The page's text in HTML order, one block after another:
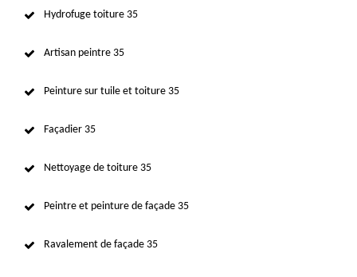
Hydrofuge toiture 35
Artisan peintre 35
Peinture sur tuile et toiture 35
Façadier 35
Nettoyage de toiture 35
Peintre et peinture de façade 35
Ravalement de façade 35